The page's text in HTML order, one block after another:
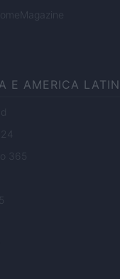
E AMERICA
24
365